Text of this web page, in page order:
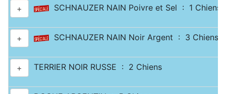
+ SCHNAUZER NAIN Poivre et Sel : 1 Chiens
+ SCHNAUZER NAIN Noir Argent : 3 Chiens
+ TERRIER NOIR RUSSE : 2 Chiens